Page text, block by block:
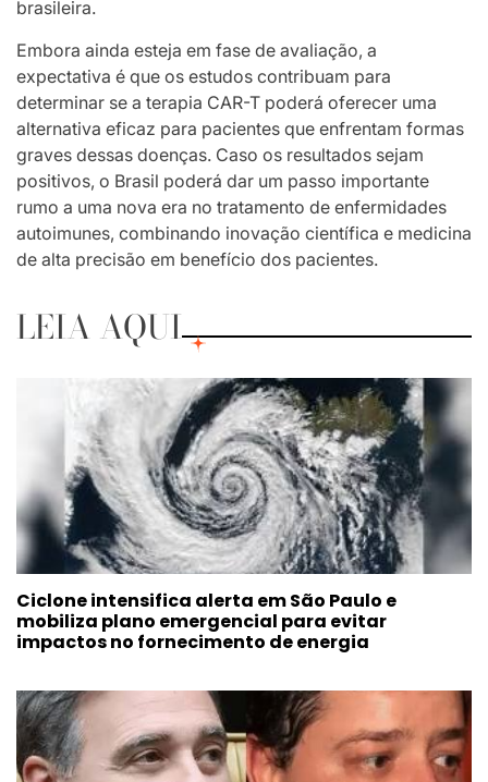
brasileira.
Embora ainda esteja em fase de avaliação, a
expectativa é que os estudos contribuam para
determinar se a terapia CAR-T poderá oferecer uma
alternativa eficaz para pacientes que enfrentam formas
graves dessas doenças. Caso os resultados sejam
positivos, o Brasil poderá dar um passo importante
rumo a uma nova era no tratamento de enfermidades
autoimunes, combinando inovação científica e medicina
de alta precisão em benefício dos pacientes.
LEIA AQUI
Ciclone intensifica alerta em São Paulo e
mobiliza plano emergencial para evitar
impactos no fornecimento de energia